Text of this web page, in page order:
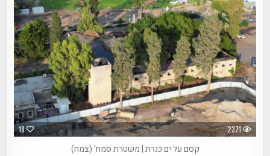
18 2371
קסם על ים כנרת | משטרת סמח' (צמח)